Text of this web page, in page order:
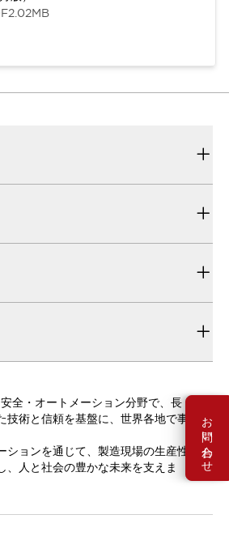
お問い合わせ
2.02MB
全・オートメーション分野で、長
技術と信頼を基盤に、世界各地で事
ションを通じて、製造現場の生産性
、人と社会の豊かな未来を支えま